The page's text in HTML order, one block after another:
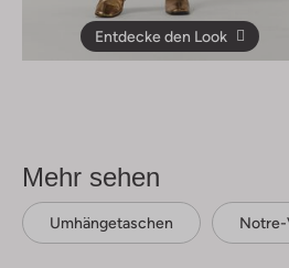
Entdecke den Look
Mehr sehen
Umhängetaschen